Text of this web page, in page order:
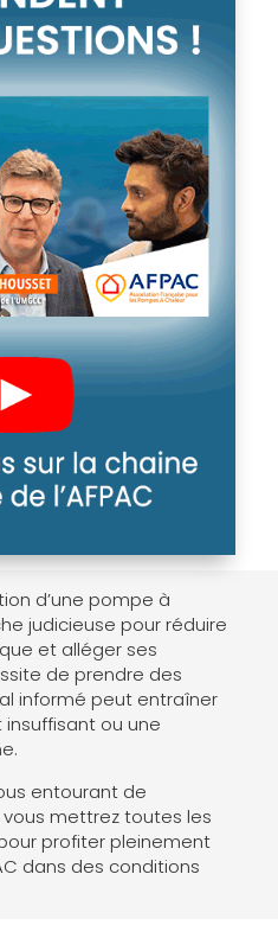
d’une pompe à
judicieuse pour réduire
et alléger ses
de prendre des
informé peut entraîner
ou une
entourant de
mettrez toutes les
profiter pleinement
dans des conditions